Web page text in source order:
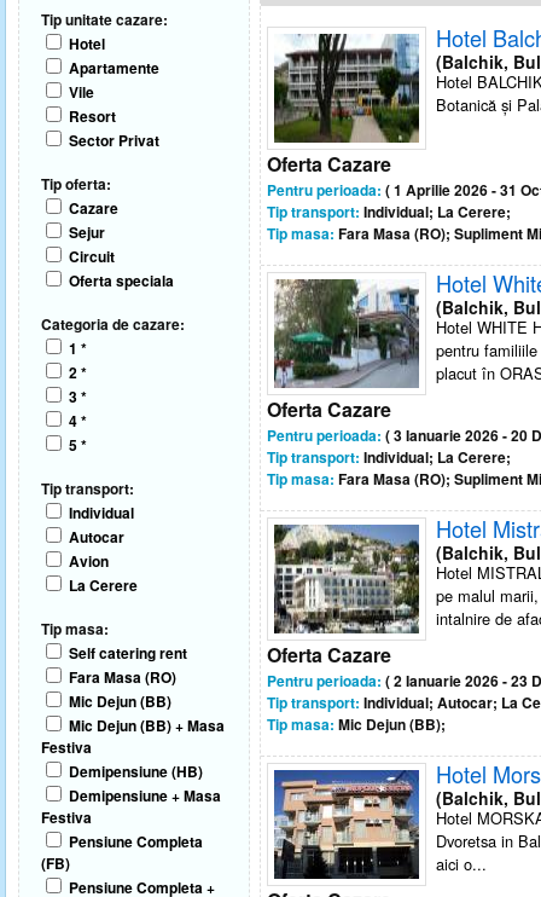
Tip unitate cazare:
Hotel
Apartamente
Vile
Resort
Sector Privat
Tip oferta:
Cazare
Sejur
Circuit
Oferta speciala
Categoria de cazare:
1 *
2 *
3 *
4 *
5 *
Tip transport:
Individual
Autocar
Avion
La Cerere
Tip masa:
Self catering rent
Fara Masa (RO)
Mic Dejun (BB)
Mic Dejun (BB) + Masa
Festiva
Demipensiune (HB)
Demipensiune + Masa
Festiva
Pensiune Completa
(FB)
Pensiune Completa +
Hotel
(Balchik,
Hotel
Botanică și
Oferta Cazare
Pentru perioada: ( 1 Aprilie 2026 - 31
Tip transport: Individual; La Cerere;
Tip masa: Fara Masa (RO); Supliment
Hotel
(Balchik,
Hotel WHITE
pentru
placut în
Oferta Cazare
Pentru perioada: ( 3 Ianuarie 2026 - 20
Tip transport: Individual; La Cerere;
Tip masa: Fara Masa (RO); Supliment
Hotel
(Balchik,
Hotel
pe malul
intalnire de
Oferta Cazare
Pentru perioada: ( 2 Ianuarie 2026 - 23
Tip transport: Individual; Autocar; La
Tip masa: Mic Dejun (BB);
Hotel
(Balchik,
Hotel
Dvoretsa in
aici o...